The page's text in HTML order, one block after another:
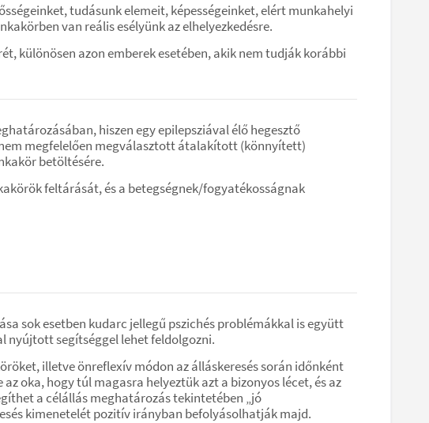
tudásunk elemeit, képességeinket, elért munkahelyi
van reális esélyünk az elhelyezkedésre.
különösen azon emberek esetében, akik nem tudják korábbi
hiszen egy epilepsziával élő hegesztő
megfelelően megválasztott átalakított (könnyített)
betöltésére.
feltárását, és a betegségnek/fogyatékosságnak
sok esetben kudarc jellegű pszichés problémákkal is együtt
nyújtott segítséggel lehet feldolgozni.
illetve önreflexív módon az álláskeresés során időnként
oka, hogy túl magasra helyeztük azt a bizonyos lécet, és az
a célállás meghatározás tekintetében „jó
kimenetelét pozitív irányban befolyásolhatják majd.